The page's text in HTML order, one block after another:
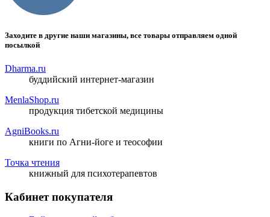
Заходите в другие наши магазины, все товары отправляем одной
посылкой
Dharma.ru
буддийский интернет-магазин
MenlaShop.ru
продукция тибетской медицины
AgniBooks.ru
книги по Агни-йоге и теософии
Точка чтения
книжный для психотерапевтов
Кабинет покупателя